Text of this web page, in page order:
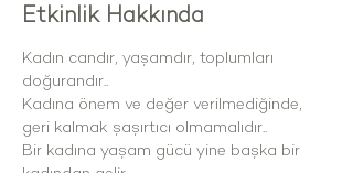
Etkinlik Hakkında
Kadın candır, yaşamdır, toplumları
doğurandır..
Kadına önem ve değer verilmediğinde,
geri kalmak şaşırtıcı olmamalıdır..
Bir kadına yaşam gücü yine başka bir